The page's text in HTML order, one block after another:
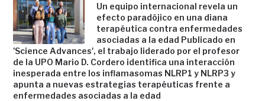
Un equipo internacional revela un
efecto paradójico en una diana
terapéutica contra enfermedades
asociadas a la edad Publicado en
'Science Advances', el trabajo liderado por el profesor
de la UPO Mario D. Cordero identifica una interacción
inesperada entre los inflamasomas NLRP1 y NLRP3 y
apunta a nuevas estrategias terapéuticas frente a
enfermedades asociadas a la edad